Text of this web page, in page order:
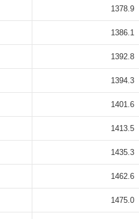
1378.9
1386.1
1392.8
1394.3
1401.6
1413.5
1435.3
1462.6
1475.0